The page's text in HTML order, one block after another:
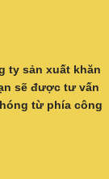
ty sản xuất khăn
sẽ được tư vấn
từ phía công